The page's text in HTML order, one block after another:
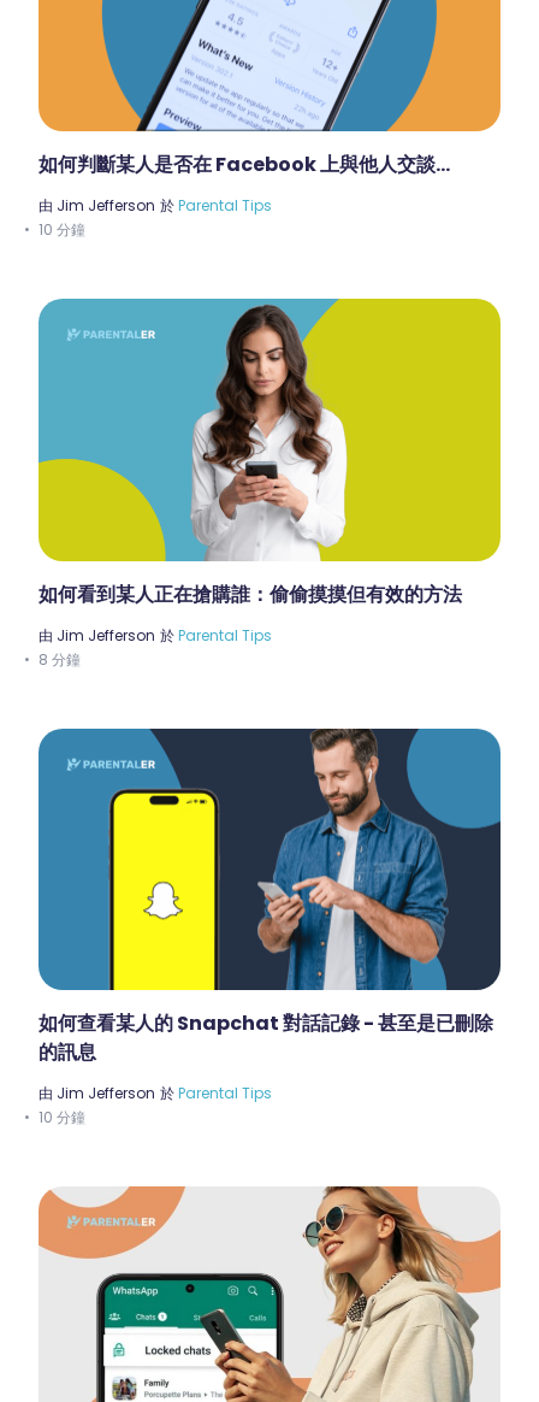
如何判斷某人是否在 Facebook 上與他人交談...
由 Jim Jefferson 於Parental Tips
10 分鐘
如何看到某人正在搶購誰：偷偷摸摸但有效的方法
由 Jim Jefferson 於Parental Tips
8 分鐘
如何查看某人的 Snapchat 對話記錄 - 甚至是已刪除
的訊息
由 Jim Jefferson 於Parental Tips
10 分鐘